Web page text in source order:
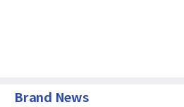
Brand News